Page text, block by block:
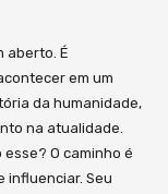
aberto. É
em um
da humanidade,
na atualidade.
O caminho é
influenciar. Seu